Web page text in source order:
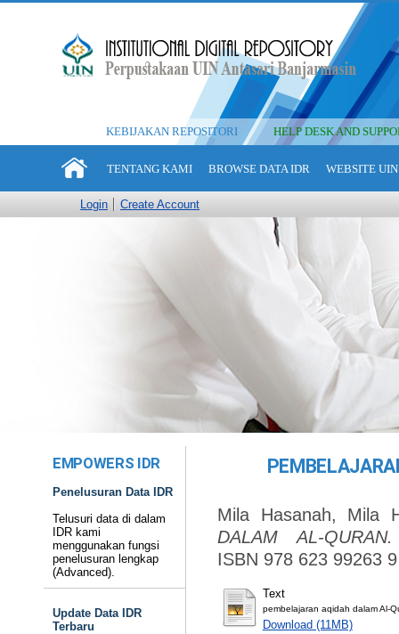
KEBIJAKAN REPOSITORI HELP DESK AND
TENTANG KAMI BROWSE DATA IDR WEBSITE
Login Create Account
EMPOWERS IDR
Penelusuran Data IDR
Telusuri data di dalam
IDR kami
menggunakan fungsi
penelusuran lengkap
(Advanced).
Update Data IDR
Terbaru
Mila Hasanah, Mila
DALAM AL-QURAN.
ISBN 978 623 99263
Text
pembelajaran aqidah dalam Al-
Download (11MB)